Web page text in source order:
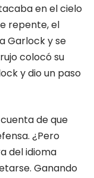
en el cielo
repente, el
Garlock y se
colocó su
y dio un paso
de que
¿Pero
del idioma
Ganando